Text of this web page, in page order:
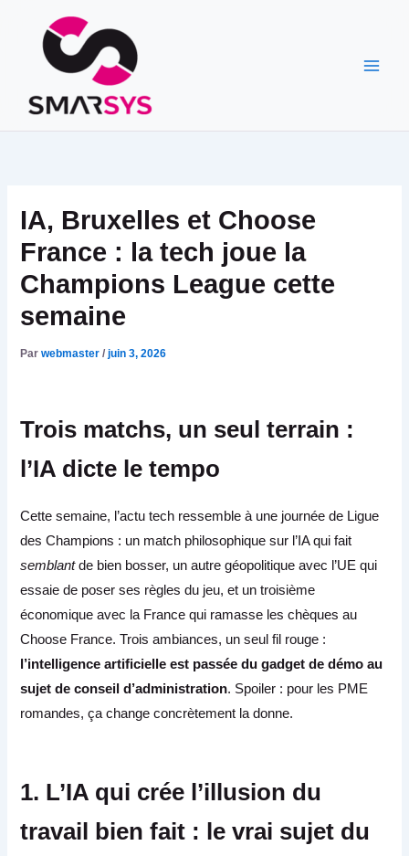
contenu
IA, Bruxelles et Choose
France : la tech joue la
Champions League cette
semaine
Parwebmaster/juin 3, 2026
Trois matchs, un seul terrain :
l’IA dicte le tempo
Cette semaine, l’actu tech ressemble à une journée de Ligue
des Champions : un match philosophique sur l’IA qui fait
semblantde bien bosser, un autre géopolitique avec l’UE qui
essaie de poser ses règles du jeu, et un troisième
économique avec la France qui ramasse les chèques au
Choose France. Trois ambiances, un seul fil rouge :
l’intelligence artificielle est passée du gadget de démo au
sujet de conseil d’administration. Spoiler : pour les PME
romandes, ça change concrètement la donne.
1. L’IA qui crée l’illusion du
travail bien fait : le vrai sujet du